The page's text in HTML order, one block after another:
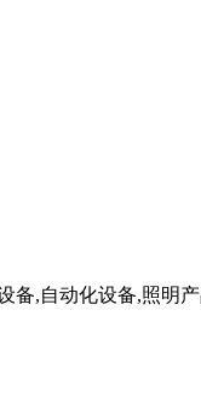
备,自动化设备,照明